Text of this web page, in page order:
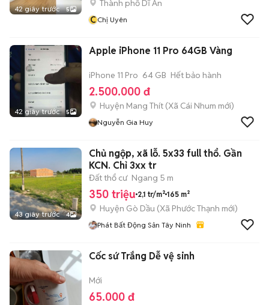
42 giây trước 5
Thành phố Dĩ An
CChị Uyên
42 giây trước 5
Apple iPhone 11 Pro 64GB Vàng
iPhone 11 Pro 64 GB Hết bảo hành
2.500.000 đ
Huyện Mang Thít (Xã Cái Nhum mới)
Nguyễn Gia Huy
43 giây trước 4
Chủ ngộp, xã lỗ. 5x33 full thổ. Gần
KCN. Chỉ 3xx tr
Đất thổ cư Ngang 5 m
350 triệu 2,1 tr/m² 165 m²
Huyện Gò Dầu (Xã Phước Thạnh mới)
Phát Bất Động Sản Tây Ninh
Cốc sứ Trắng Dễ vệ sinh
Mới
65.000 đ